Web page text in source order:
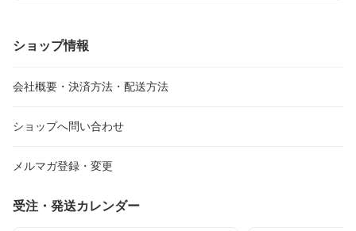
ショップ情報
会社概要・決済方法・配送方法
ショップへ問い合わせ
メルマガ登録・変更
受注・発送カレンダー